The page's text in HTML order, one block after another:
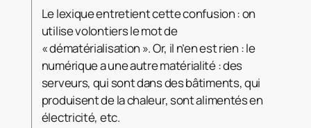
Le lexique entretient cette confusion : on
utilise volontiers le mot de
« dématérialisation ». Or, il n’en est rien : le
numérique a une autre matérialité : des
serveurs, qui sont dans des bâtiments, qui
produisent de la chaleur, sont alimentés en
électricité, etc.